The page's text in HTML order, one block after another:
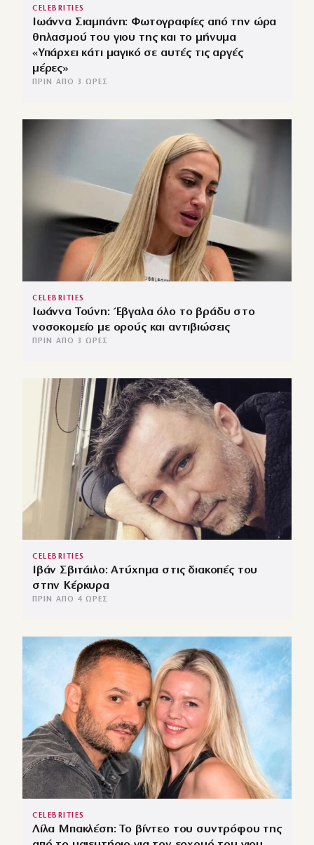
CELEBRITIES
Ιωάννα Σιαμπάνη: Φωτογραφίες από την ώρα
θηλασμού του γιου της και το μήνυμα
«Υπάρχει κάτι μαγικό σε αυτές τις αργές
μέρες»
ΠΡΙΝ ΑΠΌ 3 ΏΡΕΣ
CELEBRITIES
Ιωάννα Τούνη: Έβγαλα όλο το βράδυ στο
νοσοκομείο με ορούς και αντιβιώσεις
ΠΡΙΝ ΑΠΌ 3 ΏΡΕΣ
CELEBRITIES
Ιβάν Σβιτάιλο: Ατύχημα στις διακοπές του
στην Κέρκυρα
ΠΡΙΝ ΑΠΌ 4 ΏΡΕΣ
CELEBRITIES
Λίλα Μπακλέση: Το βίντεο του συντρόφου της